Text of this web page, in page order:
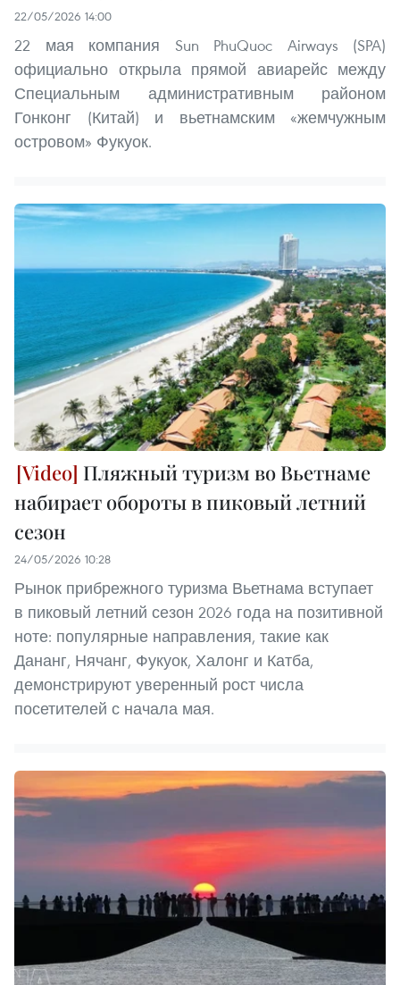
22/05/2026 14:00
22 мая компания Sun PhuQuoc Airways (SPA)
официально открыла прямой авиарейс между
Специальным административным районом
Гонконг (Китай) и вьетнамским «жемчужным
островом» Фукуок.
Пляжный туризм во Вьетнаме
набирает обороты в пиковый летний
сезон
24/05/2026 10:28
Рынок прибрежного туризма Вьетнама вступает
в пиковый летний сезон 2026 года на позитивной
ноте: популярные направления, такие как
Дананг, Нячанг, Фукуок, Халонг и Катба,
демонстрируют уверенный рост числа
посетителей с начала мая.